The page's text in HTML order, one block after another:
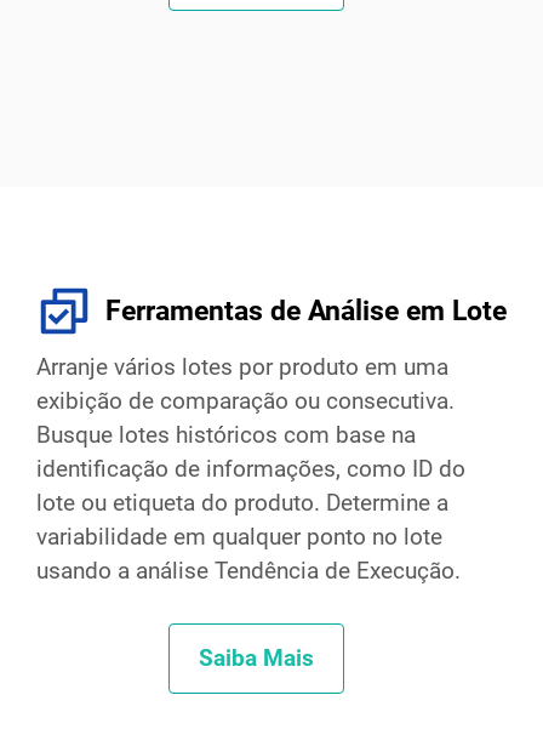
Ferramentas de Análise em Lote
Arranje vários lotes por produto em uma
exibição de comparação ou consecutiva.
Busque lotes históricos com base na
identificação de informações, como ID do
lote ou etiqueta do produto. Determine a
variabilidade em qualquer ponto no lote
usando a análise Tendência de Execução.
Saiba Mais